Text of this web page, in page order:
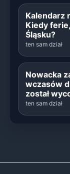
Kalendarz
Kiedy
Śląsku?
ten sam dział
Nowacka
wczasów
został
ten sam dział